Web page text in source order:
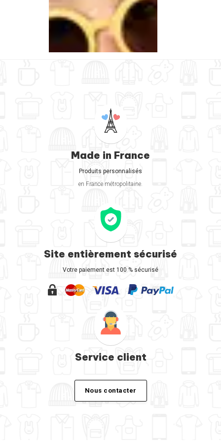
Made in France
Produits personnalisés
en France métropolitaine.
Site entièrement sécurisé
Votre paiement est 100 % sécurisé
Service client
Nous contacter